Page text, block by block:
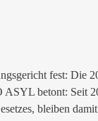
fest:
betont: Seit
bleiben